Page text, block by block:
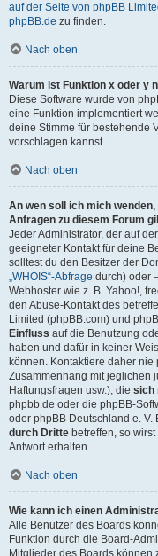
auf der Seite von phpBB
phpBB.de zu finden.
Nach oben
Warum ist Funktion x oder y
Diese Software wurde von
eine Funktion implementiert
deine Stimme für bestehende
vorschlagen kannst.
Nach oben
An wen soll ich mich
Anfragen zu diesem Forum
Jeder Administrator, der auf
geeigneter Kontakt für deine
solltest du den Besitzer der
„WHOIS“-Abfrage durch) oder
Webhoster wie z. B. Yahoo!,
den Abuse-Kontakt des
Limited (phpBB.com) und
Einfluss auf die Benutzung
haben und dafür in keiner
können. Kontaktiere daher
Zusammenhang mit jeglichen
Haftungsfragen usw.), die sich
phpbb.de oder die phpBB-
oder phpBB Deutschland e. V.
durch Dritte betreffen, so
Antwort erhalten.
Nach oben
Wie kann ich einen
Alle Benutzer des Boards
Funktion durch die Board-
Mitglieder des Boards können